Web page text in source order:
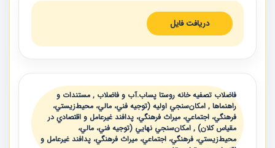
دریافت فایل
فاضلاب تصفيه خانه روستا پساب.آب و فاضلاب , مستندات و
راهنماها , امكان‌سنجي اوليه (توجيه فني، مالي، محيط‌زيستي،
فرهنگي، اجتماعي، ميراث فرهنگي، پدافند غيرعامل و اقتصادي در
مقياس كلان) , امكان‌سنجي نهايي (توجيه فني، مالي،
محيط‌زيستي، فرهنگي، اجتماعي، ميراث فرهنگي، پدافند غيرعامل و